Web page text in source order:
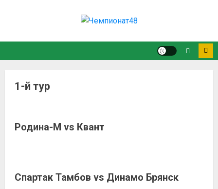
1-й тур
Родина-М vs Квант
Спартак Тамбов vs Динамо Брянск